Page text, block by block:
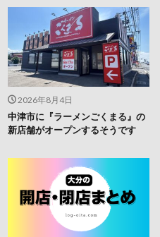
2026年8月4日
中津市に『ラーメンごくまる』の
新店舗がオープンするそうです